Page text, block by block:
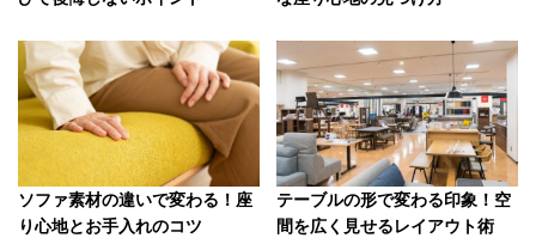
ソファ素材の違いで変わる！座
り心地とお手入れのコツ
テーブルの形で変わる印象！空
間を広く見せるレイアウト術